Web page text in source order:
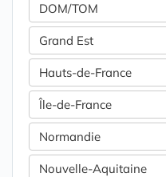
DOM/TOM
Grand Est
Hauts-de-France
Île-de-France
Normandie
Nouvelle-Aquitaine